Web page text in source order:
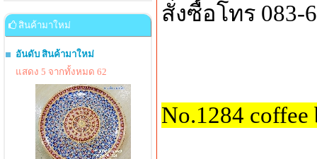
สินค้ามาใหม่
อันดับ สินค้ามาใหม่
แสดง 5 จากทั้งหมด 62
สั่งซื้อโทร 083-
No.1284 coffee